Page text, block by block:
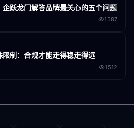
跃龙门解答品牌最关心的五个问题
1587
制：合规才能走得稳走得远
1512